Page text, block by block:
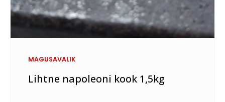
MAGUSAVALIK
Lihtne napoleoni kook 1,5kg